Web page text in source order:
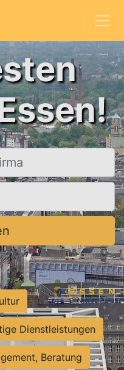
Dienstleistungen
Beratung